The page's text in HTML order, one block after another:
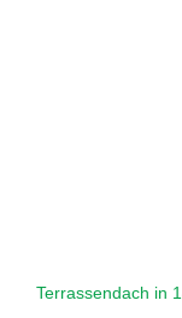
Terrassendach in